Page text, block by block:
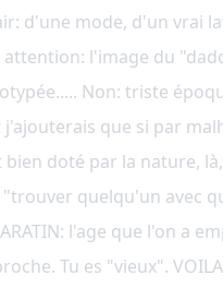
d'une mode, d'un vrai
attention: l'image du
Non: triste
j'ajouterais que si par
doté par la nature,
"trouver quelqu'un avec
l'age que l'on a
Tu es "vieux".